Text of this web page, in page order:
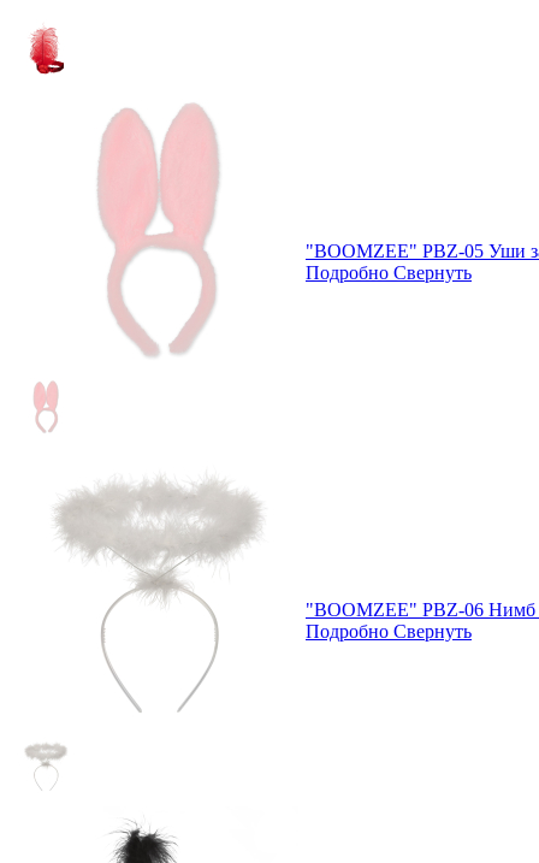
"BOOMZEE" PBZ-05 Уши
Подробно Свернуть
"BOOMZEE" PBZ-06 Нимб
Подробно Свернуть